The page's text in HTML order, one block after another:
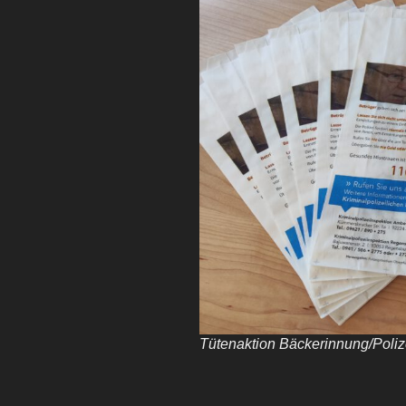
Tütenaktion Bäckerinnung/